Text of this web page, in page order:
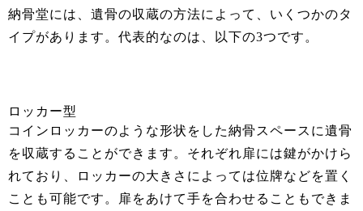
納骨堂には、遺骨の収蔵の方法によって、いくつかのタ
イプがあります。代表的なのは、以下の3つです。
ロッカー型
コインロッカーのような形状をした納骨スペースに遺骨
を収蔵することができます。それぞれ扉には鍵がかけら
れており、ロッカーの大きさによっては位牌などを置く
ことも可能です。扉をあけて手を合わせることもできま